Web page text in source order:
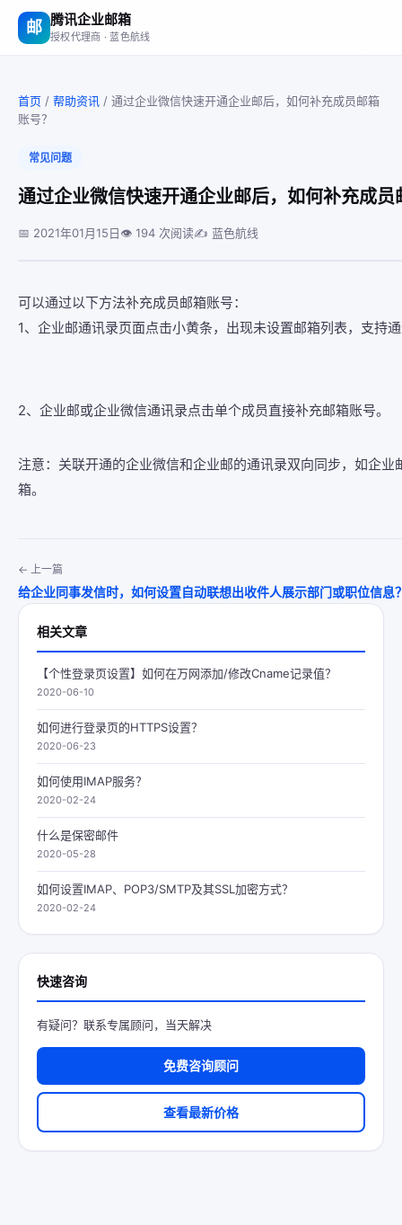
邮 腾讯企业邮箱
授权代理商 · 蓝色航线
首页 / 帮助资讯 / 通过企业微信快速开通企业邮后，如何补充成员邮箱
账号？
常见问题
通过企业微信快速开通企业邮后，如何补充成员
📅 2021年01月15日👁 194 次阅读✍️ 蓝色航线
可以通过以下方法补充成员邮箱账号：
1、企业邮通讯录页面点击小黄条，出现未设置邮箱列表，支持
2、企业邮或企业微信通讯录点击单个成员直接补充邮箱账号。
注意：关联开通的企业微信和企业邮的通讯录双向同步，如企
箱。
← 上一篇
给企业同事发信时，如何设置自动联想出收件人展示部门或职位信息
相关文章
【个性登录页设置】如何在万网添加/修改Cname记录值？
2020-06-10
如何进行登录页的HTTPS设置？
2020-06-23
如何使用IMAP服务？
2020-02-24
什么是保密邮件
2020-05-28
如何设置IMAP、POP3/SMTP及其SSL加密方式？
2020-02-24
快速咨询
有疑问？联系专属顾问，当天解决
免费咨询顾问
查看最新价格